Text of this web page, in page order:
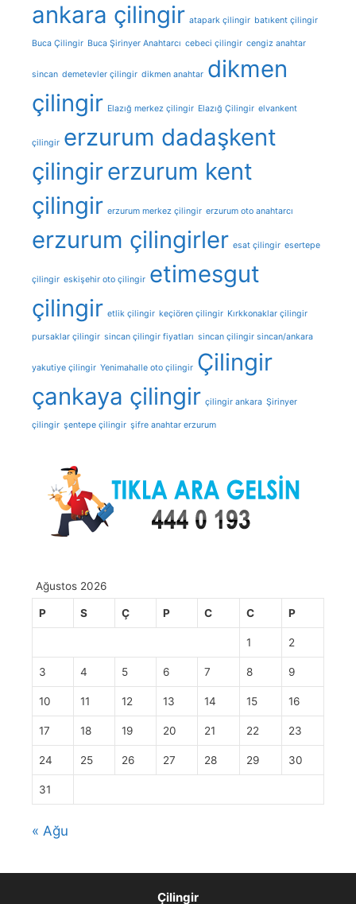
ankara çilingir atapark çilingir batıkent çilingir
Buca Çilingir Buca Şirinyer Anahtarcı cebeci çilingir cengiz anahtar
sincan demetevler çilingir dikmen anahtar dikmen
çilingir Elazığ merkez çilingir Elazığ Çilingir elvankent
çilingir erzurum dadaşkent
çilingirerzurum kent
çilingir erzurum merkez çilingir erzurum oto anahtarcı
erzurum çilingirler esat çilingir esertepe
çilingir eskişehir oto çilingir etimesgut
çilingir etlik çilingir keçiören çilingir Kırkkonaklar çilingir
pursaklar çilingir sincan çilingir fiyatları sincan çilingir sincan/ankara
yakutiye çilingir Yenimahalle oto çilingir Çilingir
çankaya çilingir çilingir ankara Şirinyer
çilingir şentepe çilingir şifre anahtar erzurum
Ağustos 2026
P S Ç P C C P
1 2
3 4 5 6 7 8 9
10 11 12 13 14 15 16
17 18 19 20 21 22 23
24 25 26 27 28 29 30
31
« Ağu
Çilingir